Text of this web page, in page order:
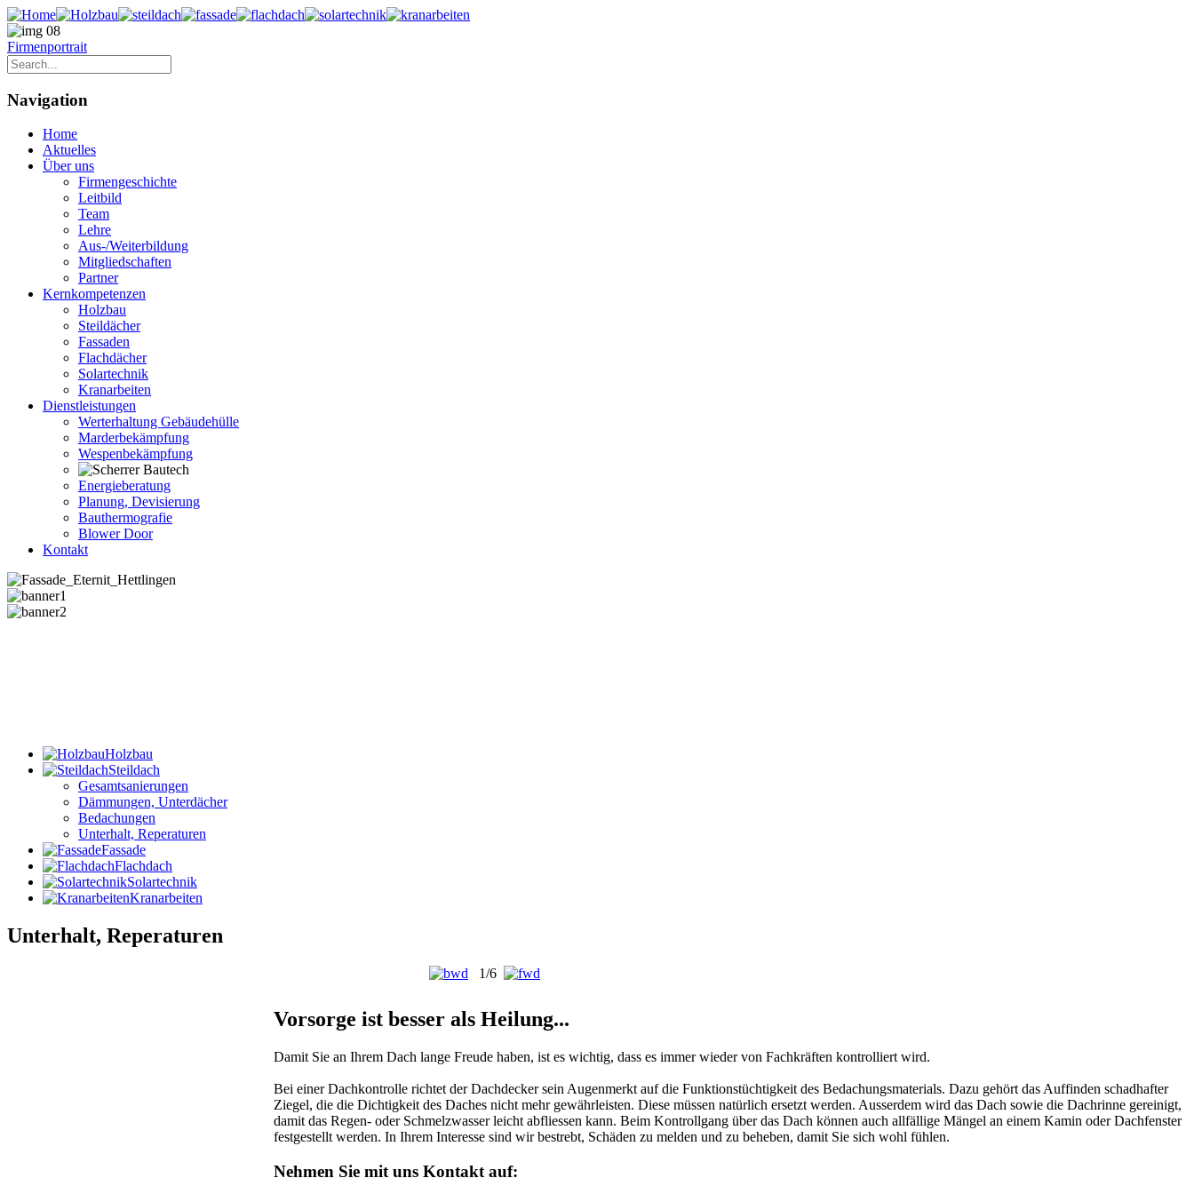
Firmenportrait
Navigation
Home
Aktuelles
Über uns
Firmengeschichte
Leitbild
Team
Lehre
Aus-/Weiterbildung
Mitgliedschaften
Partner
Kernkompetenzen
Holzbau
Steildächer
Fassaden
Flachdächer
Solartechnik
Kranarbeiten
Dienstleistungen
Werterhaltung Gebäudehülle
Marderbekämpfung
Wespenbekämpfung
Energieberatung
Planung, Devisierung
Bauthermografie
Blower Door
Kontakt
Holzbau
Steildach
Gesamtsanierungen
Dämmungen, Unterdächer
Bedachungen
Unterhalt, Reperaturen
Fassade
Flachdach
Solartechnik
Kranarbeiten
Unterhalt, Reperaturen
1/6
Vorsorge ist besser als Heilung...
Damit Sie an Ihrem Dach lange Freude haben, ist es wichtig, dass es immer wieder von Fachkräften kontrolliert wird.
Bei einer Dachkontrolle richtet der Dachdecker sein Augenmerkt auf die Funktionstüchtigkeit des Bedachungsmaterials. Dazu gehört das Auffinden schadhafter
Ziegel, die die Dichtigkeit des Daches nicht mehr gewährleisten. Diese müssen natürlich ersetzt werden. Ausserdem wird das Dach sowie die Dachrinne gereinigt,
damit das Regen- oder Schmelzwasser leicht abfliessen kann. Beim Kontrollgang über das Dach können auch allfällige Mängel an einem Kamin oder Dachfenster
festgestellt werden. In Ihrem Interesse sind wir bestrebt, Schäden zu melden und zu beheben, damit Sie sich wohl fühlen.
Nehmen Sie mit uns Kontakt auf: